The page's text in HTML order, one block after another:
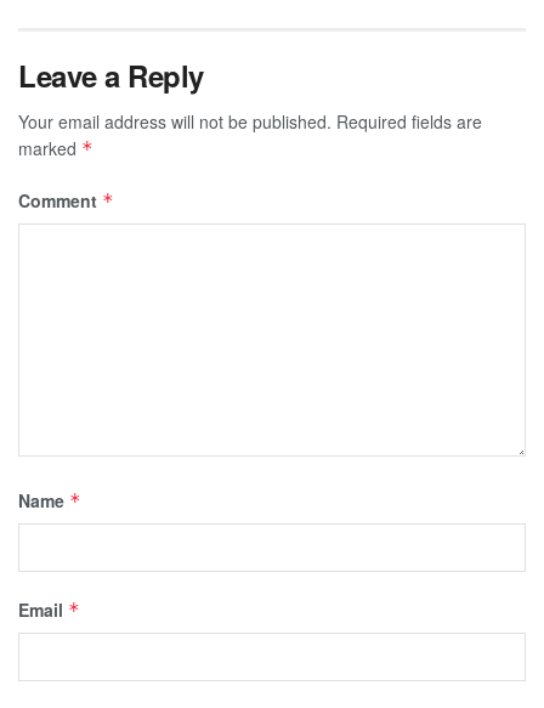
Leave a Reply
Your email address will not be published. Required fields are
marked *
Comment *
Name *
Email *